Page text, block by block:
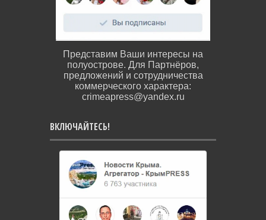
Представим Ваши интересы на
полуострове. Для Партнёров,
предложений и сотрудничества
коммерческого характера:
crimeapress@yandex.ru
ВКЛЮЧАЙТЕСЬ!